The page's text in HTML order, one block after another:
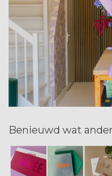
Benieuwd wat